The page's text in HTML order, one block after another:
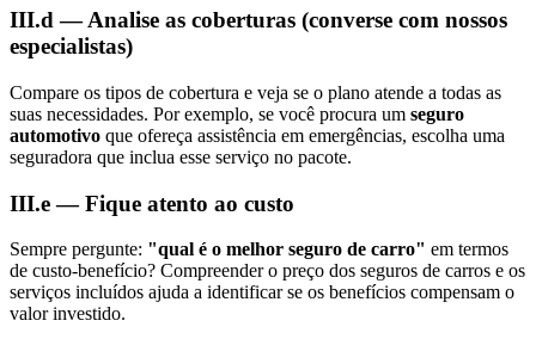
III.d — Analise as coberturas (converse com nossos
especialistas)
Compare os tipos de cobertura e veja se o plano atende a todas as
suas necessidades. Por exemplo, se você procura um seguro
automotivo que ofereça assistência em emergências, escolha uma
seguradora que inclua esse serviço no pacote.
III.e — Fique atento ao custo
Sempre pergunte: "qual é o melhor seguro de carro" em termos
de custo-benefício? Compreender o preço dos seguros de carros e os
serviços incluídos ajuda a identificar se os benefícios compensam o
valor investido.